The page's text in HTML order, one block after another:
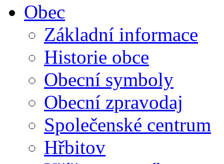
Obec
Základní informace
Historie obce
Obecní symboly
Obecní zpravodaj
Společenské centrum
Hřbitov